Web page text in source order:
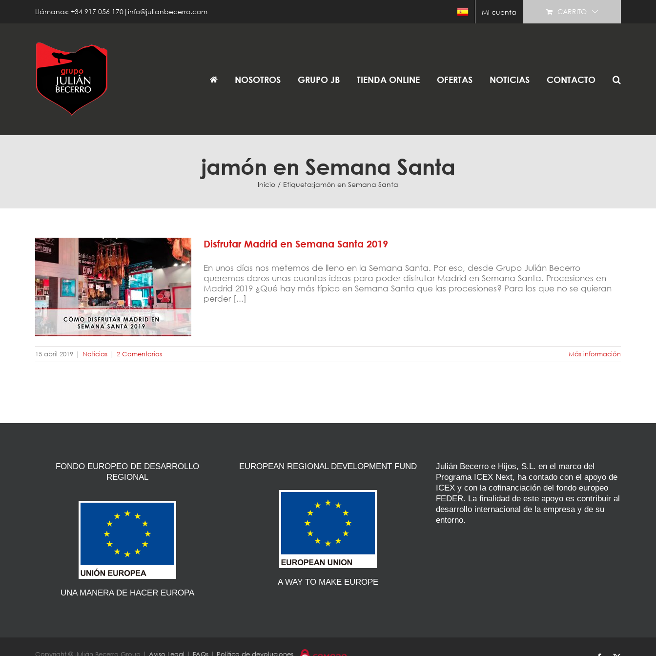
Llámanos: +34 917 056 170|info@julianbecerro.com Mi cuenta CARRITO
NOSOTROS GRUPO JB TIENDA ONLINE OFERTAS NOTICIAS CONTACTO
jamón en Semana Santa
Inicio Etiqueta:jamón en Semana Santa
Disfrutar Madrid en Semana Santa
2019
Disfrutar Madrid en Semana Santa 2019
En unos días nos metemos de lleno en la Semana Santa. Por eso, desde Grupo Julián Becerro
queremos daros unas cuantas ideas para poder disfrutar Madrid en Semana Santa. Procesiones en
Madrid 2019 ¿Qué hay más típico en Semana Santa que las procesiones? Para los que no se quieran
perder [...]
15 abril 2019 | Noticias | 2 Comentarios Más información
FONDO EUROPEO DE DESARROLLO
REGIONAL
UNA MANERA DE HACER EUROPA
EUROPEAN REGIONAL DEVELOPMENT FUND
A WAY TO MAKE EUROPE
Julián Becerro e Hijos, S.L. en el marco del
Programa ICEX Next, ha contado con el apoyo de
ICEX y con la cofinanciación del fondo europeo
FEDER. La finalidad de este apoyo es contribuir al
desarrollo internacional de la empresa y de su
entorno.